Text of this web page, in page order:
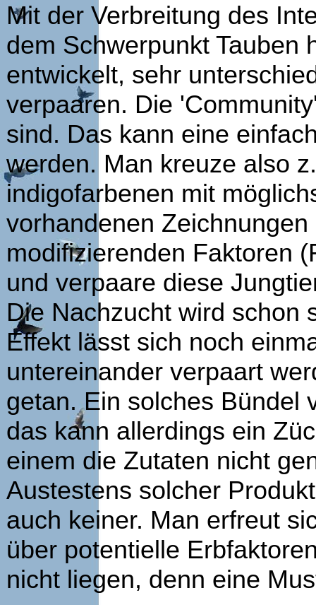
Mit der Verbreitung des
dem Schwerpunkt Tauben
entwickelt, sehr
verpaaren. Die
sind. Das kann eine
werden. Man kreuze also
indigofarbenen mit
vorhandenen
modifizierenden Faktoren
und verpaare diese
Die Nachzucht wird schon
Effekt lässt sich noch
untereinander verpaart
getan. Ein solches Bündel
das kann allerdings ein
einem die Zutaten nicht
Austestens solcher
auch keiner. Man erfreut
über potentielle
nicht liegen, denn eine